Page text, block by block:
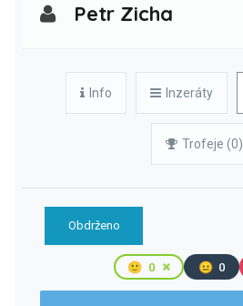
Petr Zicha
Info Inzeráty
Trofeje (0)
Obdrženo
🙂 0 😐 0